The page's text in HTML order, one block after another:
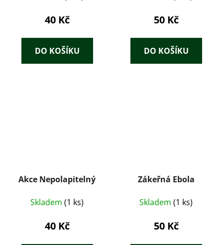
40 Kč
DO KOŠÍKU
50 Kč
DO KOŠÍKU
Akce Nepolapitelný
Skladem (1 ks)
40 Kč
Zákeřná Ebola
Skladem (1 ks)
50 Kč